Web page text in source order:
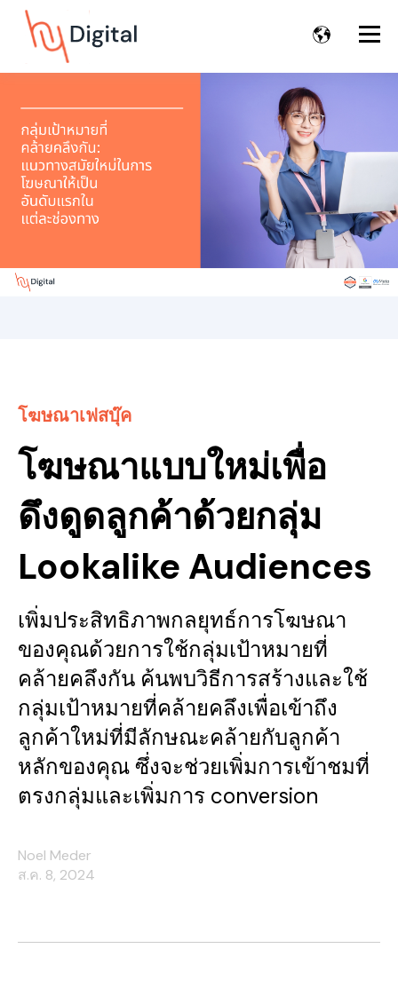
โฆษณาเฟสบุ๊ค
โฆษณาแบบใหม่เพื่อ
ดึงดูดลูกค้าด้วยกลุ่ม
Lookalike Audiences
เพิ่มประสิทธิภาพกลยุทธ์การโฆษณา
ของคุณด้วยการใช้กลุ่มเป้าหมายที่
คล้ายคลึงกัน ค้นพบวิธีการสร้างและใช้
กลุ่มเป้าหมายที่คล้ายคลึงเพื่อเข้าถึง
ลูกค้าใหม่ที่มีลักษณะคล้ายกับลูกค้า
หลักของคุณ ซึ่งจะช่วยเพิ่มการเข้าชมที่
ตรงกลุ่มและเพิ่มการ conversion
Noel Meder
ส.ค. 8, 2024